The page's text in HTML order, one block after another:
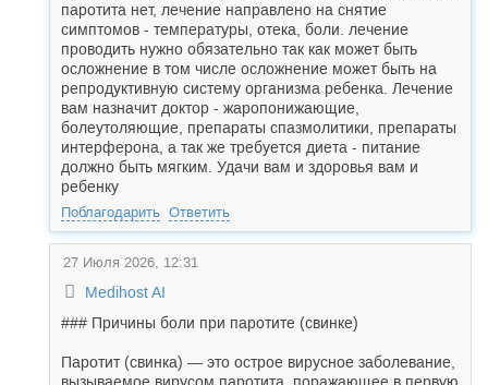
паротита нет, лечение направлено на снятие
симптомов - температуры, отека, боли. лечение
проводить нужно обязательно так как может быть
осложнение в том числе осложнение может быть на
репродуктивную систему организма ребенка. Лечение
вам назначит доктор - жаропонижающие,
болеутоляющие, препараты спазмолитики, препараты
интерферона, а так же требуется диета - питание
должно быть мягким. Удачи вам и здоровья вам и
ребенку
Поблагодарить Ответить
27 Июля 2026, 12:31
Medihost AI
### Причины боли при паротите (свинке)
Паротит (свинка) — это острое вирусное заболевание,